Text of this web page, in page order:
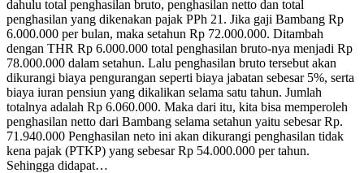
dahulu total penghasilan bruto, penghasilan netto dan total
penghasilan yang dikenakan pajak PPh 21. Jika gaji Bambang Rp
6.000.000 per bulan, maka setahun Rp 72.000.000. Ditambah
dengan THR Rp 6.000.000 total penghasilan bruto-nya menjadi Rp
78.000.000 dalam setahun. Lalu penghasilan bruto tersebut akan
dikurangi biaya pengurangan seperti biaya jabatan sebesar 5%, serta
biaya iuran pensiun yang dikalikan selama satu tahun. Jumlah
totalnya adalah Rp 6.060.000. Maka dari itu, kita bisa memperoleh
penghasilan netto dari Bambang selama setahun yaitu sebesar Rp.
71.940.000 Penghasilan neto ini akan dikurangi penghasilan tidak
kena pajak (PTKP) yang sebesar Rp 54.000.000 per tahun.
Sehingga didapat…